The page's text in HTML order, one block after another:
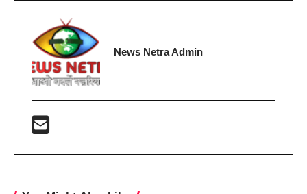
News Netra Admin